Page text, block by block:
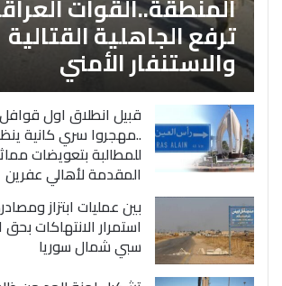
ترفع الجاهلية القتالية
والاستنفار الأمني
قبيل انطلاق اول
..مهجروا سري كانية
للمطالبة بتعويضات
المقدمة لأهالي عفرين
بين عمليات ابتزاز
استمرار الانتهاكات
سبي شمال سوريا